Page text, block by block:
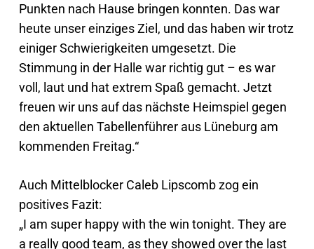
Punkten nach Hause bringen konnten. Das war
heute unser einziges Ziel, und das haben wir trotz
einiger Schwierigkeiten umgesetzt. Die
Stimmung in der Halle war richtig gut – es war
voll, laut und hat extrem Spaß gemacht. Jetzt
freuen wir uns auf das nächste Heimspiel gegen
den aktuellen Tabellenführer aus Lüneburg am
kommenden Freitag.“
Auch Mittelblocker Caleb Lipscomb zog ein
positives Fazit:
„I am super happy with the win tonight. They are
a really good team, as they showed over the last